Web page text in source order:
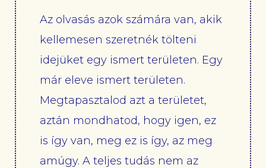
Az olvasás azok számára van, akik
kellemesen szeretnék tölteni
idejüket egy ismert területen. Egy
már eleve ismert területen.
Megtapasztalod azt a területet,
aztán mondhatod, hogy igen, ez
is így van, meg ez is így, az meg
amúgy. A teljes tudás nem az